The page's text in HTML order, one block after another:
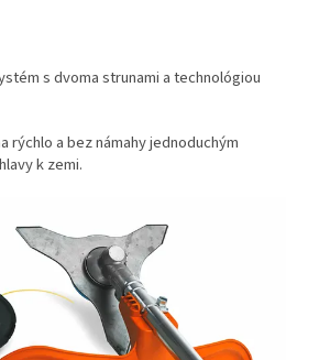
s dvoma strunami a technológiou
rýchlo a bez námahy jednoduchým
k zemi.